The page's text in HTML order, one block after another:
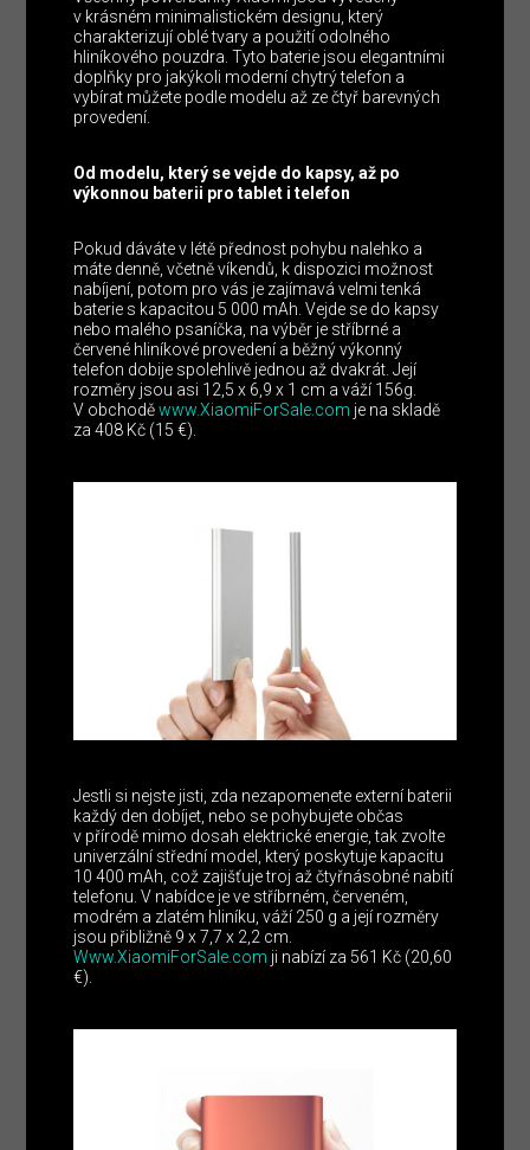
v krásném minimalistickém designu, který
charakterizují oblé tvary a použití odolného
hliníkového pouzdra. Tyto baterie jsou elegantními
doplňky pro jakýkoli moderní chytrý telefon a
vybírat můžete podle modelu až ze čtyř barevných
provedení.
Od modelu, který se vejde do kapsy, až po
výkonnou baterii pro tablet i telefon
Pokud dáváte v létě přednost pohybu nalehko a
máte denně, včetně víkendů, k dispozici možnost
nabíjení, potom pro vás je zajímavá velmi tenká
baterie s kapacitou 5 000 mAh. Vejde se do kapsy
nebo malého psaníčka, na výběr je stříbrné a
červené hliníkové provedení a běžný výkonný
telefon dobije spolehlivě jednou až dvakrát. Její
rozměry jsou asi 12,5 x 6,9 x 1 cm a váží 156g.
V obchoděwww.XiaomiForSale.com je na skladě
za 408 Kč (15 €).
Jestli si nejste jisti, zda nezapomenete externí baterii
každý den dobíjet, nebo se pohybujete občas
v přírodě mimo dosah elektrické energie, tak zvolte
univerzální střední model, který poskytuje kapacitu
10 400 mAh, což zajišťuje troj až čtyřnásobné nabití
telefonu. V nabídce je ve stříbrném, červeném,
modrém a zlatém hliníku, váží 250 g a její rozměry
jsou přibližně 9 x 7,7 x 2,2 cm.
Www.XiaomiForSale.com ji nabízí za 561 Kč (20,60
€).